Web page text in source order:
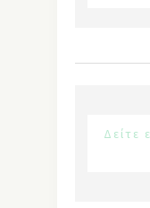
Δείτε